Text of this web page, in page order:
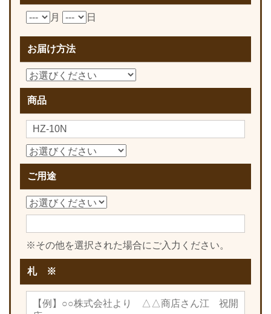
月 日
お届け方法
商品
ご用途
※その他を選択された場合にご入力ください。
札 ※